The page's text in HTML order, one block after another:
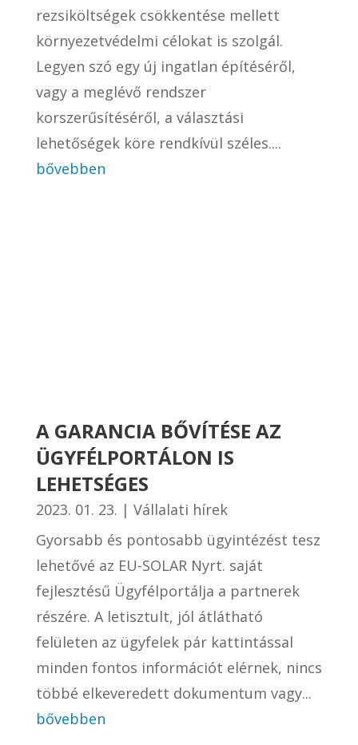
rezsiköltségek csökkentése mellett
környezetvédelmi célokat is szolgál.
Legyen szó egy új ingatlan építéséről,
vagy a meglévő rendszer
korszerűsítéséről, a választási
lehetőségek köre rendkívül széles....
bővebben
A GARANCIA BŐVÍTÉSE AZ
ÜGYFÉLPORTÁLON IS
LEHETSÉGES
2023. 01. 23. | Vállalati hírek
Gyorsabb és pontosabb ügyintézést tesz
lehetővé az EU-SOLAR Nyrt. saját
fejlesztésű Ügyfélportálja a partnerek
részére. A letisztult, jól átlátható
felületen az ügyfelek pár kattintással
minden fontos információt elérnek, nincs
többé elkeveredett dokumentum vagy...
bővebben